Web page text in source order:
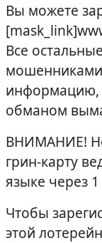
Вы можете
Все
информацию,
обманом
ВНИМАНИЕ!
грин-карту
языке через
Чтобы
этой